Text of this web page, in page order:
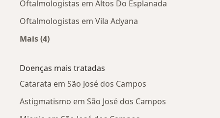
Oftalmologistas em Altos Do Esplanada
Oftalmologistas em Vila Adyana
Mais (4)
Doenças mais tratadas
Catarata em São José dos Campos
Astigmatismo em São José dos Campos